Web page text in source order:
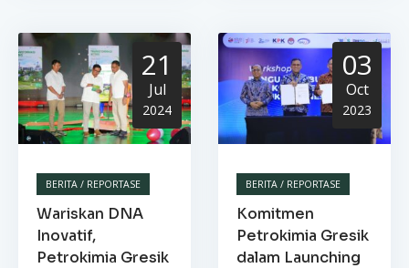
21
Jul
2024
BERITA / REPORTASE
Wariskan DNA
Inovatif,
Petrokimia Gresik
03
Oct
2023
BERITA / REPORTASE
Komitmen
Petrokimia Gresik
dalam Launching